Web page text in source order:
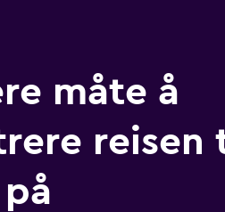
måte å
reisen